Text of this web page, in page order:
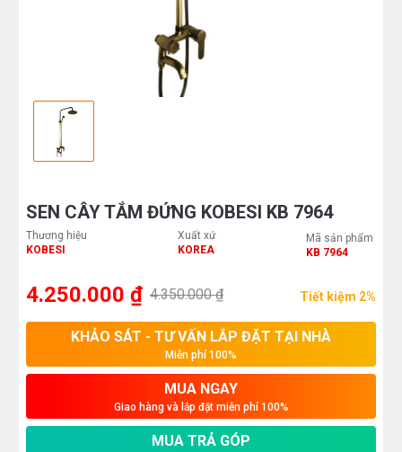
SEN CÂY TẮM ĐỨNG KOBESI KB 7964
Thương hiệu
KOBESI
Xuất xứ
KOREA
Mã sản phẩm
KB 7964
4.250.000 ₫ 4.350.000 ₫ Tiết kiệm 2%
KHẢO SÁT - TƯ VẤN LẮP ĐẶT TẠI NHÀ
Miễn phí 100%
MUA NGAY
Giao hàng và lắp đặt miễn phí 100%
MUA TRẢ GÓP